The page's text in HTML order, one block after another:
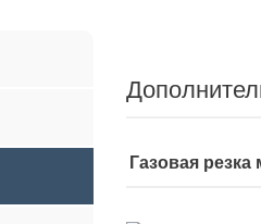
Газовая резка